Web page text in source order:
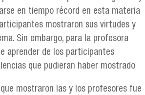
en tiempo récord en esta materia
mostraron sus virtudes y
Sin embargo, para la profesora
aprender de los participantes
que pudieran haber mostrado
mostraron las y los profesores fue